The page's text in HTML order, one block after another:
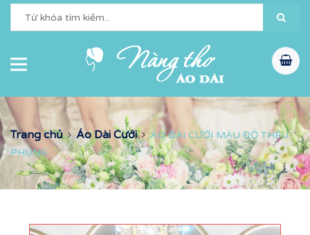
Trang chủ Áo Dài Cưới
ÁO DÀI CƯỚI MÀU ĐỎ THÊU
PHỤNG